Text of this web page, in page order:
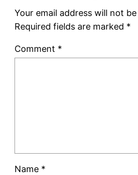
Your email address will not
Required fields are marked *
Comment *
Name *